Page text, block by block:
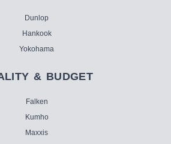
Dunlop
Hankook
Yokohama
& BUDGET
Falken
Kumho
Maxxis